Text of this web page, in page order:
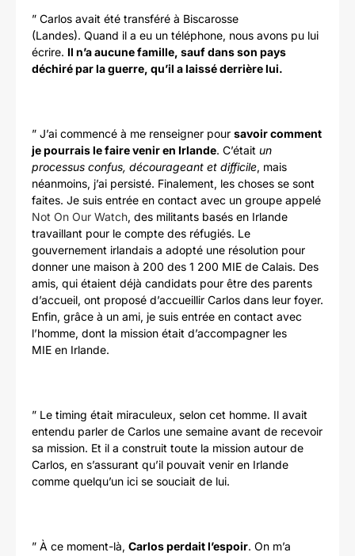
” Carlos avait été transféré à Biscarosse
(Landes). Quand il a eu un téléphone, nous avons pu lui
écrire. Il n’a aucune famille, sauf dans son pays
déchiré par la guerre, qu’il a laissé derrière lui.
” J’ai commencé à me renseigner pour savoir comment
je pourrais le faire venir en Irlande. C’était un
processus confus, décourageant et difficile, mais
néanmoins, j’ai persisté. Finalement, les choses se sont
faites. Je suis entrée en contact avec un groupe appelé
Not On Our Watch, des militants basés en Irlande
travaillant pour le compte des réfugiés. Le
gouvernement irlandais a adopté une résolution pour
donner une maison à 200 des 1 200 MIE de Calais. Des
amis, qui étaient déjà candidats pour être des parents
d’accueil, ont proposé d’accueillir Carlos dans leur foyer.
Enfin, grâce à un ami, je suis entrée en contact avec
l’homme, dont la mission était d’accompagner les
MIE en Irlande.
” Le timing était miraculeux, selon cet homme. Il avait
entendu parler de Carlos une semaine avant de recevoir
sa mission. Et il a construit toute la mission autour de
Carlos, en s’assurant qu’il pouvait venir en Irlande
comme quelqu’un ici se souciait de lui.
” À ce moment-là, Carlos perdait l’espoir. On m’a